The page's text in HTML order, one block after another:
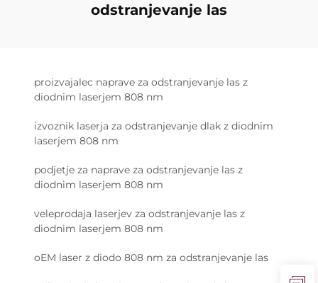
odstranjevanje las
proizvajalec naprave za odstranjevanje las z
diodnim laserjem 808 nm
izvoznik laserja za odstranjevanje dlak z diodnim
laserjem 808 nm
podjetje za naprave za odstranjevanje las z
diodnim laserjem 808 nm
veleprodaja laserjev za odstranjevanje las z
diodnim laserjem 808 nm
oEM laser z diodo 808 nm za odstranjevanje las